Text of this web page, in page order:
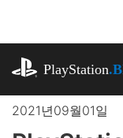
로
뛰
PlayStation
2021년09월01일